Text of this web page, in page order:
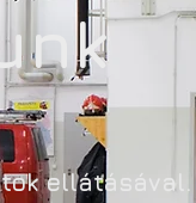
ellátásával.